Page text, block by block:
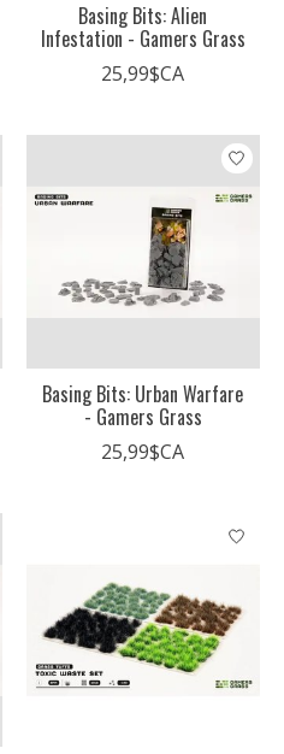
Basing Bits: Alien
Infestation - Gamers Grass
25,99$CA
Basing Bits: Urban Warfare
- Gamers Grass
25,99$CA